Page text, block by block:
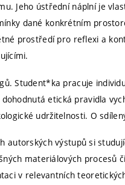
Jeho ústřední náplní je
dané konkrétním
prostředí pro reflexi a
Student*ka pracuje
etická pravidla
udržitelnosti. O
autorských výstupů si
materiálových procesů
v relevantních